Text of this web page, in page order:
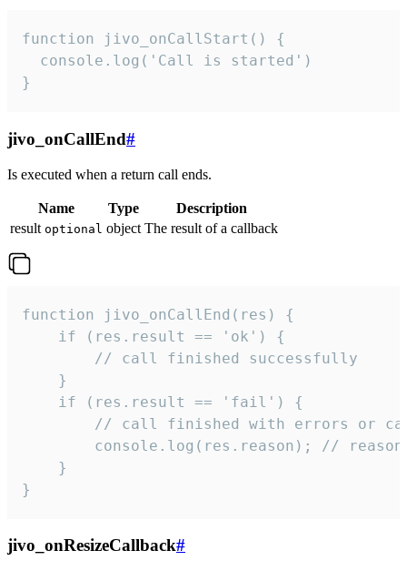
function jivo_onCallStart() {
  console.log('Call is started')
}
jivo_onCallEnd#
Is executed when a return call ends.
Name Type
Description
result optional object The result of a callback
function jivo_onCallEnd(res) {
    if (res.result == 'ok') {
        // call finished successfully
    }
    if (res.result == 'fail') {
// call finished with errors or
console.log(res.reason); //
    }
}
jivo_onResizeCallback#